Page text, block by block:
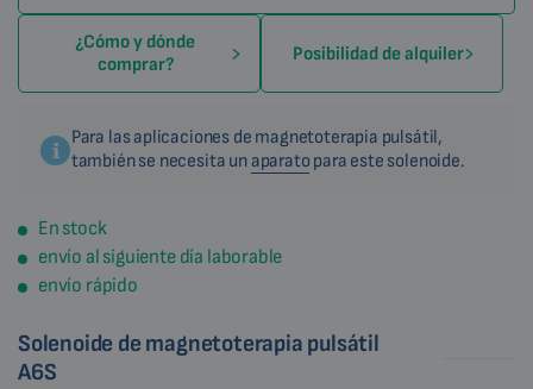
¿Cómo y dónde
comprar?
Posibilidad de alquiler
Para las aplicaciones de magnetoterapia pulsátil,
también se necesita un aparato para este solenoide.
En stock
envío al siguiente día laborable
envío rápido
Solenoide de magnetoterapia pulsátil
A6S